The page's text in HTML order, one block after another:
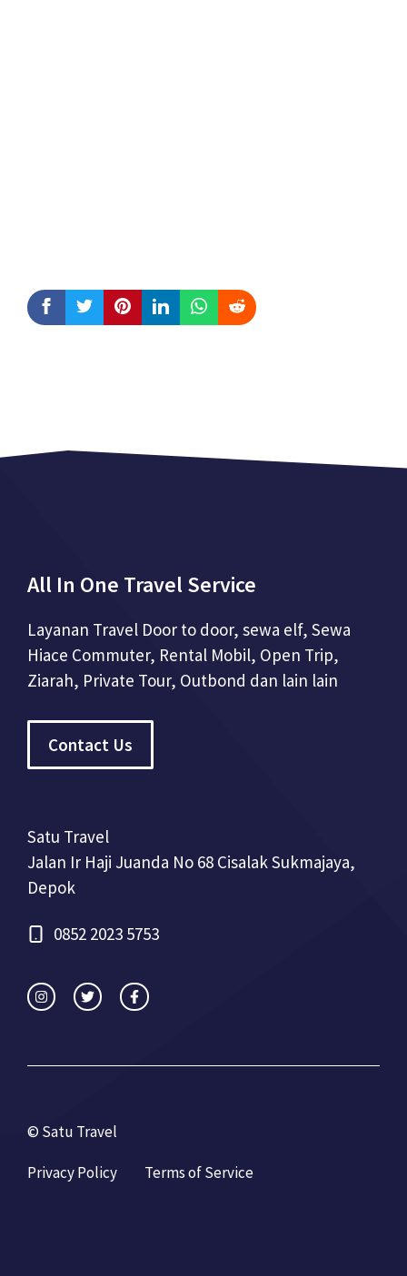
All In One Travel Service
Layanan Travel Door to door, sewa elf, Sewa
Hiace Commuter, Rental Mobil, Open Trip,
Ziarah, Private Tour, Outbond dan lain lain
Contact Us
Satu Travel
Jalan Ir Haji Juanda No 68 Cisalak Sukmajaya,
Depok
0852 2023 5753
© Satu Travel
Privacy Policy Terms of Service